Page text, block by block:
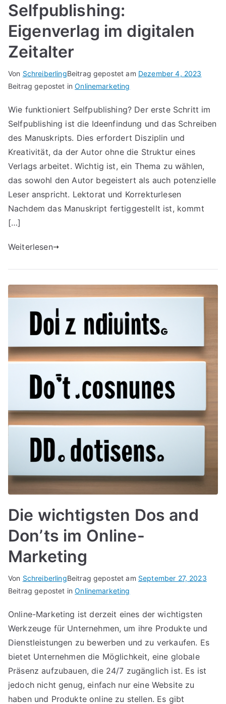
Selfpublishing:
Eigenverlag im digitalen
Zeitalter
Von SchreiberlingBeitrag gepostet am Dezember 4, 2023
Beitrag gepostet inOnlinemarketing
Wie funktioniert Selfpublishing? Der erste Schritt im
Selfpublishing ist die Ideenfindung und das Schreiben
des Manuskripts. Dies erfordert Disziplin und
Kreativität, da der Autor ohne die Struktur eines
Verlags arbeitet. Wichtig ist, ein Thema zu wählen,
das sowohl den Autor begeistert als auch potenzielle
Leser anspricht. Lektorat und Korrekturlesen
Nachdem das Manuskript fertiggestellt ist, kommt
[…]
Weiterlesen
Die wichtigsten Dos and
Don’ts im Online-
Marketing
Von SchreiberlingBeitrag gepostet am September 27, 2023
Beitrag gepostet inOnlinemarketing
Online-Marketing ist derzeit eines der wichtigsten
Werkzeuge für Unternehmen, um ihre Produkte und
Dienstleistungen zu bewerben und zu verkaufen. Es
bietet Unternehmen die Möglichkeit, eine globale
Präsenz aufzubauen, die 24/7 zugänglich ist. Es ist
jedoch nicht genug, einfach nur eine Website zu
haben und Produkte online zu stellen. Es gibt